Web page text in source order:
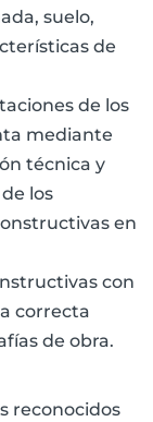
suelo,
de
de los
mediante
técnica y
los
en
con
correcta
de obra.
reconocidos